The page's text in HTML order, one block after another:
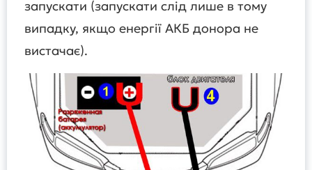
запускати (запускати слід лише в тому
випадку, якщо енергії АКБ донора не
вистачає).